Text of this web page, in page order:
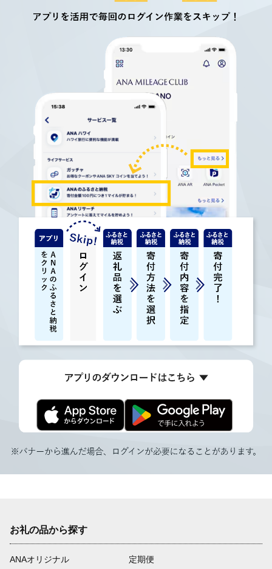
お礼の品から探す
ANAオリジナル
定期便